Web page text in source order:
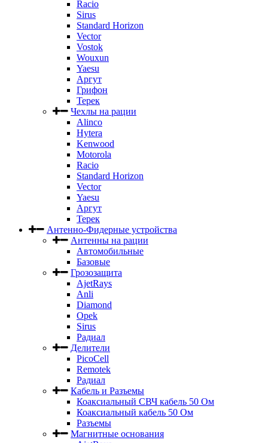
Racio
Sirus
Standard Horizon
Vector
Vostok
Wouxun
Yaesu
Аргут
Грифон
Терек
Чехлы на рации
Alinco
Hytera
Kenwood
Motorola
Racio
Standard Horizon
Vector
Yaesu
Аргут
Терек
Антенно-Фидерные устройства
Антенны на рации
Автомобильные
Базовые
Грозозащита
AjetRays
Anli
Diamond
Opek
Sirus
Радиал
Делители
PicoCell
Remotek
Радиал
Кабель и Разъемы
Коаксиальный СВЧ кабель 50 Ом
Коаксиальный кабель 50 Ом
Разъемы
Магнитные основания